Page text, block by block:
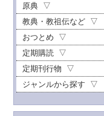
原典
教典・教祖伝など
おつとめ
定期購読
定期刊行物
ジャンルから探す